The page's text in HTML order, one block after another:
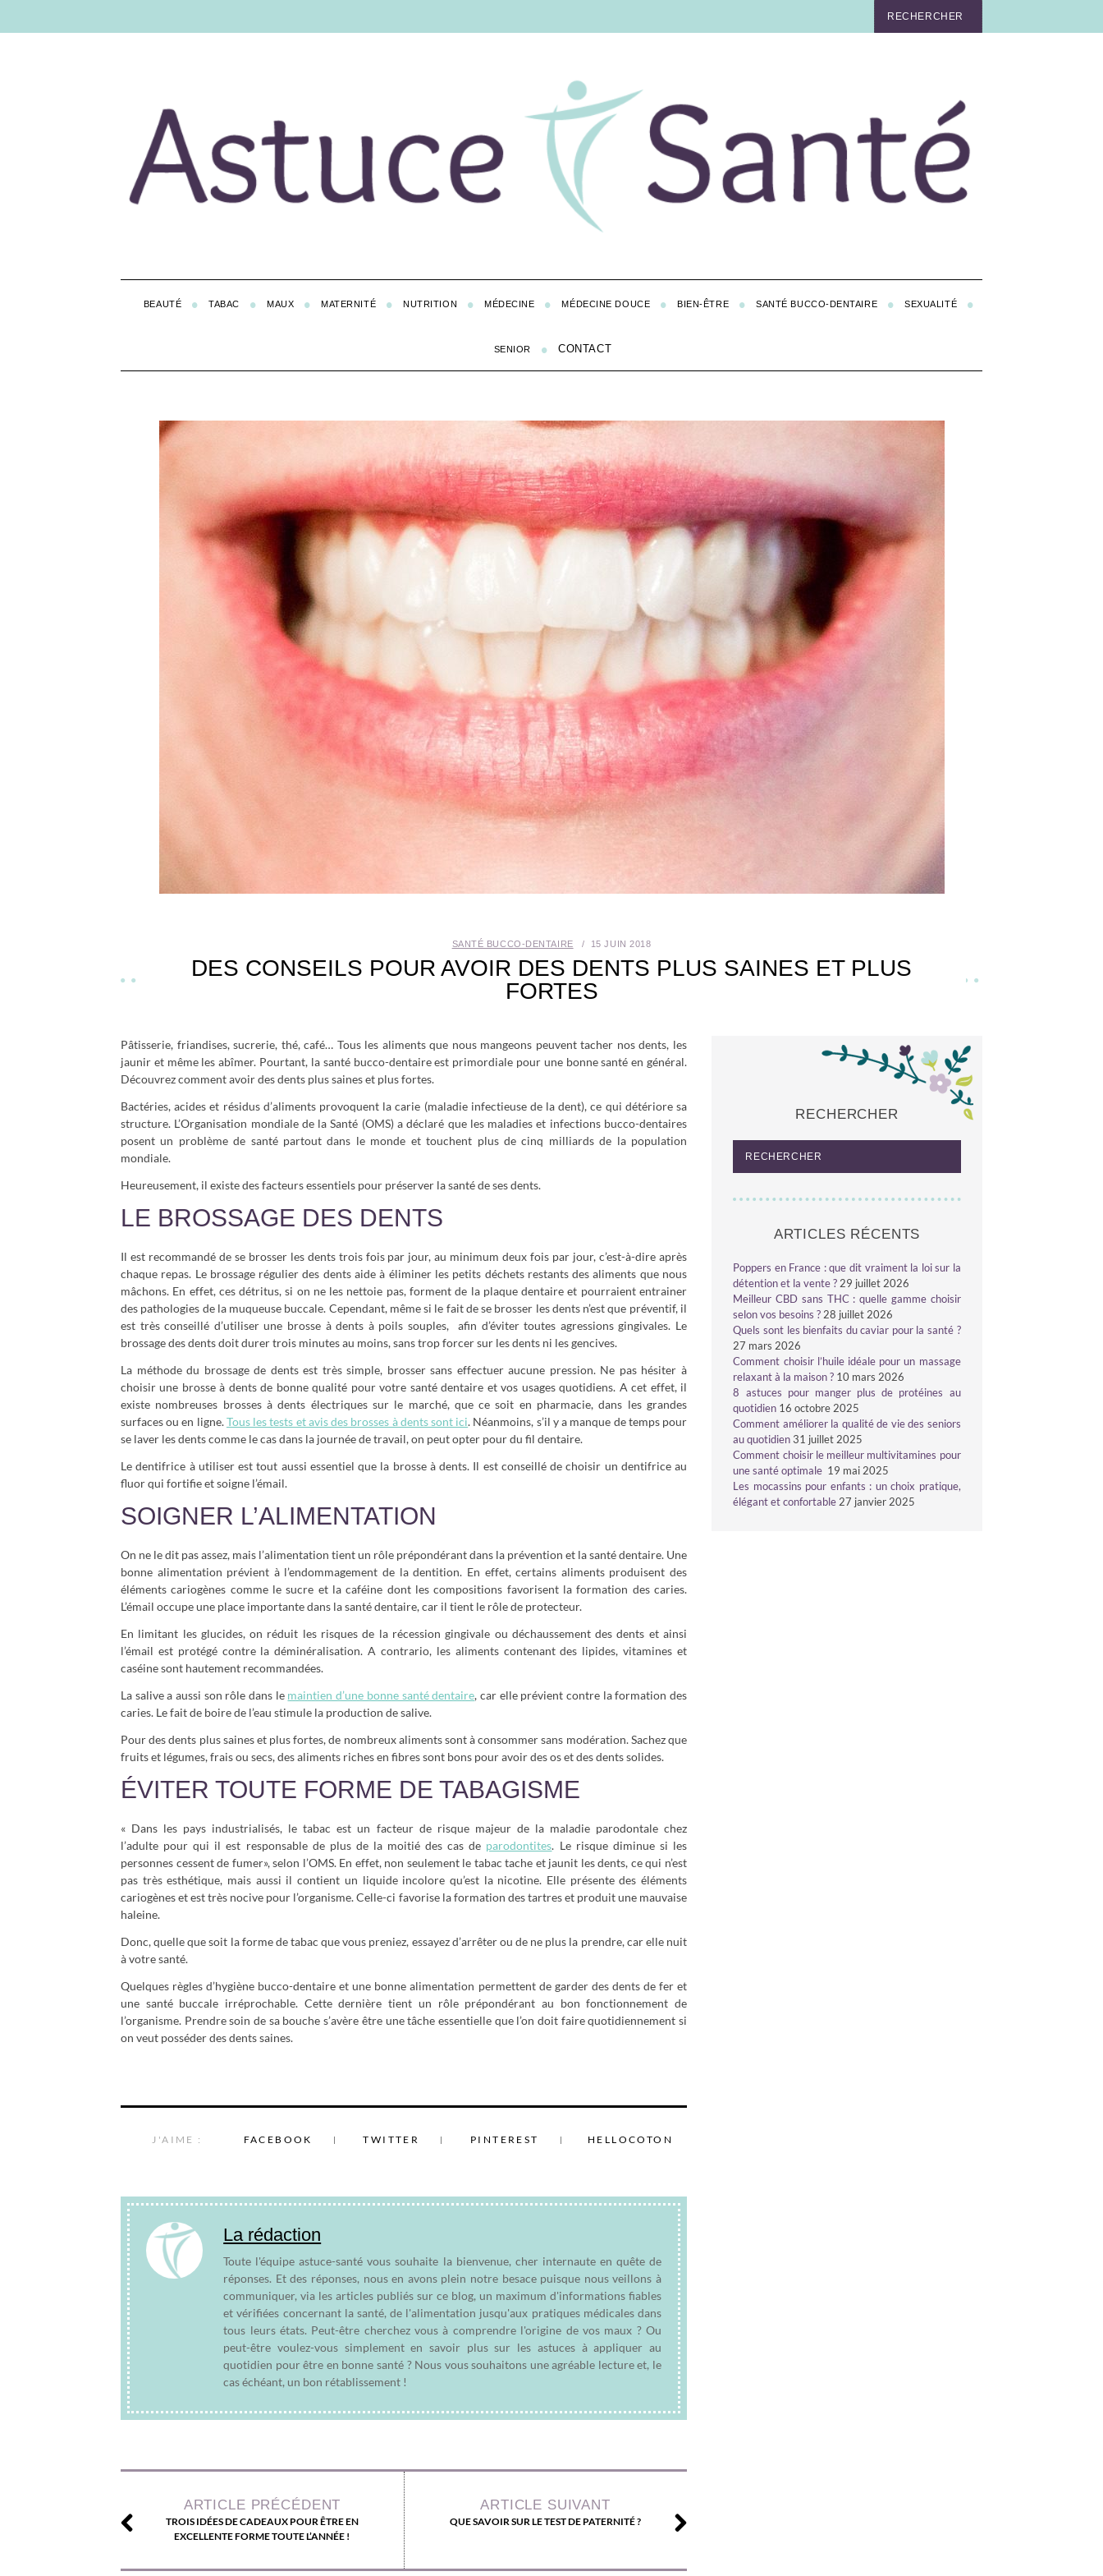
BEAUTÉ TABAC MAUX MATERNITÉ NUTRITION MÉDECINE MÉDECINE DOUCE BIEN-ÊTRE SANTÉ BUCCO-DENTAIRE SEXUALITÉ
SENIOR CONTACT
SANTÉ BUCCO-DENTAIRE 15 JUIN 2018
DES CONSEILS POUR AVOIR DES DENTS PLUS SAINES ET PLUS
FORTES
Pâtisserie, friandises, sucrerie, thé, café… Tous les aliments que nous mangeons peuvent tacher nos dents, les
jaunir et même les abîmer. Pourtant, la santé bucco-dentaire est primordiale pour une bonne santé en général.
Découvrez comment avoir des dents plus saines et plus fortes.
Bactéries, acides et résidus d’aliments provoquent la carie (maladie infectieuse de la dent), ce qui détériore sa
structure. L’Organisation mondiale de la Santé (OMS) a déclaré que les maladies et infections bucco-dentaires
posent un problème de santé partout dans le monde et touchent plus de cinq milliards de la population
mondiale.
Heureusement, il existe des facteurs essentiels pour préserver la santé de ses dents.
LE BROSSAGE DES DENTS
Il est recommandé de se brosser les dents trois fois par jour, au minimum deux fois par jour, c’est-à-dire après
chaque repas. Le brossage régulier des dents aide à éliminer les petits déchets restants des aliments que nous
mâchons. En effet, ces détritus, si on ne les nettoie pas, forment de la plaque dentaire et pourraient entrainer
des pathologies de la muqueuse buccale. Cependant, même si le fait de se brosser les dents n’est que préventif, il
est très conseillé d’utiliser une brosse à dents à poils souples, afin d’éviter toutes agressions gingivales. Le
brossage des dents doit durer trois minutes au moins, sans trop forcer sur les dents ni les gencives.
La méthode du brossage de dents est très simple, brosser sans effectuer aucune pression. Ne pas hésiter à
choisir une brosse à dents de bonne qualité pour votre santé dentaire et vos usages quotidiens. A cet effet, il
existe nombreuses brosses à dents électriques sur le marché, que ce soit en pharmacie, dans les grandes
surfaces ou en ligne.Tous les tests et avis des brosses à dents sont ici. Néanmoins, s’il y a manque de temps pour
se laver les dents comme le cas dans la journée de travail, on peut opter pour du fil dentaire.
Le dentifrice à utiliser est tout aussi essentiel que la brosse à dents. Il est conseillé de choisir un dentifrice au
fluor qui fortifie et soigne l’émail.
SOIGNER L’ALIMENTATION
On ne le dit pas assez, mais l’alimentation tient un rôle prépondérant dans la prévention et la santé dentaire. Une
bonne alimentation prévient à l’endommagement de la dentition. En effet, certains aliments produisent des
éléments cariogènes comme le sucre et la caféine dont les compositions favorisent la formation des caries.
L’émail occupe une place importante dans la santé dentaire, car il tient le rôle de protecteur.
En limitant les glucides, on réduit les risques de la récession gingivale ou déchaussement des dents et ainsi
l’émail est protégé contre la déminéralisation. A contrario, les aliments contenant des lipides, vitamines et
caséine sont hautement recommandées.
La salive a aussi son rôle dans le maintien d’une bonne santé dentaire, car elle prévient contre la formation des
caries. Le fait de boire de l’eau stimule la production de salive.
Pour des dents plus saines et plus fortes, de nombreux aliments sont à consommer sans modération. Sachez que
fruits et légumes, frais ou secs, des aliments riches en fibres sont bons pour avoir des os et des dents solides.
ÉVITER TOUTE FORME DE TABAGISME
« Dans les pays industrialisés, le tabac est un facteur de risque majeur de la maladie parodontale chez
l’adulte pour qui il est responsable de plus de la moitié des cas de parodontites. Le risque diminue si les
personnes cessent de fumer», selon l’OMS. En effet, non seulement le tabac tache et jaunit les dents, ce qui n’est
pas très esthétique, mais aussi il contient un liquide incolore qu’est la nicotine. Elle présente des éléments
cariogènes et est très nocive pour l’organisme. Celle-ci favorise la formation des tartres et produit une mauvaise
haleine.
Donc, quelle que soit la forme de tabac que vous preniez, essayez d’arrêter ou de ne plus la prendre, car elle nuit
à votre santé.
Quelques règles d’hygiène bucco-dentaire et une bonne alimentation permettent de garder des dents de fer et
une santé buccale irréprochable. Cette dernière tient un rôle prépondérant au bon fonctionnement de
l’organisme. Prendre soin de sa bouche s’avère être une tâche essentielle que l’on doit faire quotidiennement si
on veut posséder des dents saines.
J'AIME : FACEBOOK TWITTER PINTEREST HELLOCOTON
La rédaction
Toute l'équipe astuce-santé vous souhaite la bienvenue, cher internaute en quête de
réponses. Et des réponses, nous en avons plein notre besace puisque nous veillons à
communiquer, via les articles publiés sur ce blog, un maximum d'informations fiables
et vérifiées concernant la santé, de l'alimentation jusqu'aux pratiques médicales dans
tous leurs états. Peut-être cherchez vous à comprendre l'origine de vos maux ? Ou
peut-être voulez-vous simplement en savoir plus sur les astuces à appliquer au
quotidien pour être en bonne santé ? Nous vous souhaitons une agréable lecture et, le
cas échéant, un bon rétablissement !
ARTICLE PRÉCÉDENT
TROIS IDÉES DE CADEAUX POUR ÊTRE EN
EXCELLENTE FORME TOUTE L’ANNÉE !
ARTICLE SUIVANT
QUE SAVOIR SUR LE TEST DE PATERNITÉ ?
RECHERCHER
ARTICLES RÉCENTS
Poppers en France : que dit vraiment la loi sur la
détention et la vente ? 29 juillet 2026
Meilleur CBD sans THC : quelle gamme choisir
selon vos besoins ? 28 juillet 2026
Quels sont les bienfaits du caviar pour la santé ?
27 mars 2026
Comment choisir l’huile idéale pour un massage
relaxant à la maison ? 10 mars 2026
8 astuces pour manger plus de protéines au
quotidien 16 octobre 2025
Comment améliorer la qualité de vie des seniors
au quotidien 31 juillet 2025
Comment choisir le meilleur multivitamines pour
une santé optimale 19 mai 2025
Les mocassins pour enfants : un choix pratique,
élégant et confortable 27 janvier 2025